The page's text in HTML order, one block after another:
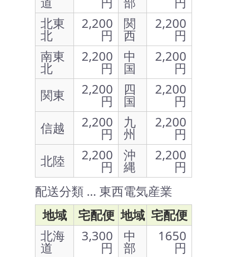
北東
北
2,200
円
関
西
2,200
円
南東
北
2,200
円
中
国
2,200
円
関東
2,200
円
四
国
2,200
円
信越
2,200
円
九
州
2,200
円
北陸
2,200
円
沖
縄
2,200
円
配送分類 … 東西電気産業
地域
宅配便 地域 宅配便
北海
道
3,300
円
中
部
1650
円